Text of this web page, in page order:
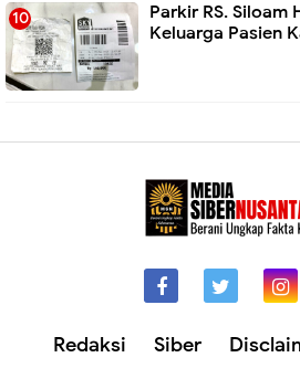
Parkir RS.
Keluarga Pasien
Redaksi Siber